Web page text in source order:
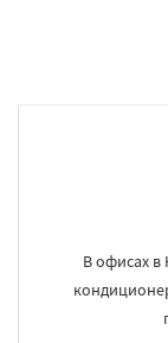
В офисах в